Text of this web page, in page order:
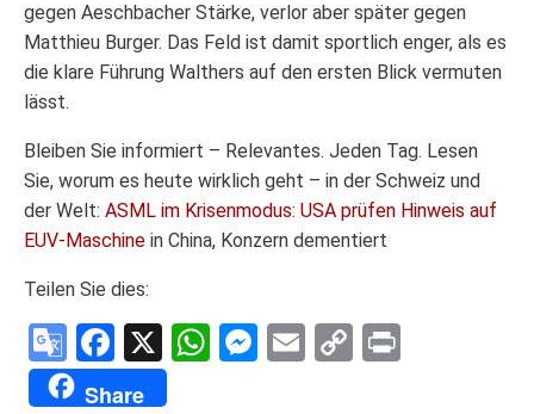
gegen Aeschbacher Stärke, verlor aber später gegen
Matthieu Burger. Das Feld ist damit sportlich enger, als es
die klare Führung Walthers auf den ersten Blick vermuten
lässt.
Bleiben Sie informiert – Relevantes. Jeden Tag. Lesen
Sie, worum es heute wirklich geht – in der Schweiz und
der Welt: ASML im Krisenmodus: USA prüfen Hinweis auf
EUV-Maschine in China, Konzern dementiert
Teilen Sie dies:
Google
Translate
Facebook
X WhatsApp
Messenger
Email
Copy
Share